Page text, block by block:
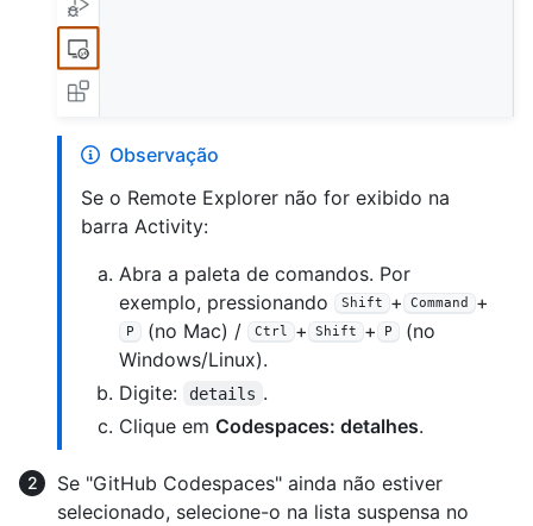
Observação
Se o Remote Explorer não for exibido na
barra Activity:
Abra a paleta de comandos. Por
exemplo, pressionando
Shift + Command +
P (no Mac) / Ctrl + Shift + P
(no
Windows/Linux).
Digite:
details .
Clique em Codespaces: detalhes.
Se "GitHub Codespaces" ainda não estiver
selecionado, selecione-o na lista suspensa no